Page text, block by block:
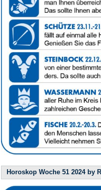
Horoskop Woche 51 2024 by